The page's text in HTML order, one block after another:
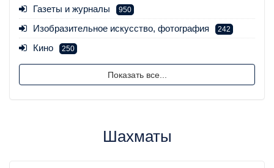
Газеты и журналы 950
Изобразительное искусство, фотография 242
Кино 250
Показать все...
Шахматы